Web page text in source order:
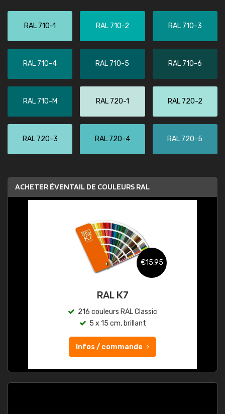
RAL 710-1 RAL 710-2 RAL 710-3
RAL 710-4 RAL 710-5 RAL 710-6
RAL 710-M RAL 720-1 RAL 720-2
RAL 720-3 RAL 720-4 RAL 720-5
ACHETER ÉVENTAIL DE COULEURS RAL
€15,95
RAL K7
216 couleurs RAL Classic
5 x 15 cm, brillant
Infos / commande